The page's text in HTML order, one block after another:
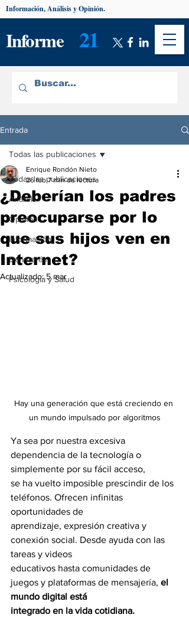
Informe 21
Información, Análisis y Opinión.
Entrada
Todas las publicaciones
Análisis
Opinión
Información
De interés
Psicología y Salud
Todas las publicaciones
¿Deberían los padres
preocuparse por lo
que sus hijos ven en
Internet?
Enrique Rondón Nieto
26 feb 7 min de lectura
Actualizado:5 mar
Hay una generación que está creciendo en
un mundo impulsado por algoritmos
Ya sea por nuestra excesiva
dependencia de la tecnología o
simplemente por su fácil acceso,
se ha vuelto imposible prescindir de los
teléfonos. Ofrecen infinitas
oportunidades de
aprendizaje, expresión creativa y
conexión social. Desde ayuda con las
tareas y videos
educativos hasta comunidades de
juegos y plataformas de mensajería, el
mundo digital está
integrado en la vida cotidiana.